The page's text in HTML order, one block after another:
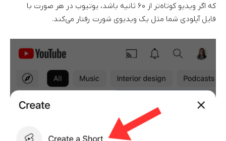
که اگر ویدیو کوتاه‌تر از ۶۰ ثانیه باشد، یوتیوب در هر صورت با
فایل آپلودی شما مثل یک ویدیوی شورت رفتار می‌کند.